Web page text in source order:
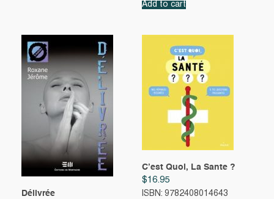
Add to cart
Délivrée
C’est Quoi, La Sante ?
$16.95
ISBN: 9782408014643